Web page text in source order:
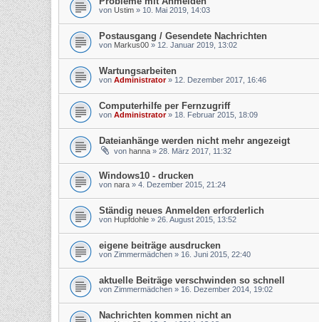
von Ustim » 10. Mai 2019, 14:03
Postausgang / Gesendete Nachrichten
von Markus00 » 12. Januar 2019, 13:02
Wartungsarbeiten
von Administrator» 12. Dezember 2017, 16:46
Computerhilfe per Fernzugriff
von Administrator» 18. Februar 2015, 18:09
Dateianhänge werden nicht mehr angezeigt
von hanna » 28. März 2017, 11:32
Windows10 - drucken
von nara » 4. Dezember 2015, 21:24
Ständig neues Anmelden erforderlich
von Hupfdohle » 26. August 2015, 13:52
eigene beiträge ausdrucken
von Zimmermädchen » 16. Juni 2015, 22:40
aktuelle Beiträge verschwinden so schnell
von Zimmermädchen » 16. Dezember 2014, 19:02
Nachrichten kommen nicht an